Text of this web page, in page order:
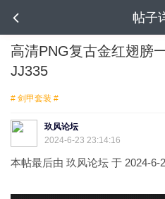
帖子
高清PNG复古金红翅膀
JJ335
# 剑甲套装 #
玖风论坛
2024-6-23 23:14:16
本帖最后由 玖风论坛 于 2024-6-